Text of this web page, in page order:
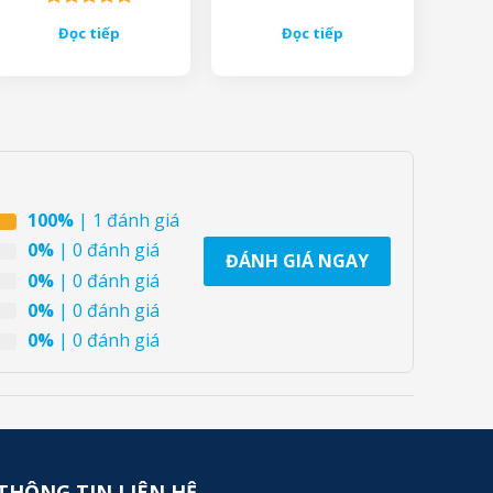
hạng 5.00
Đọc tiếp Đọc tiếp
100% | 1 đánh giá
0% | 0 đánh giá
0% | 0 đánh giá
0% | 0 đánh giá
0% | 0 đánh giá
ĐÁNH GIÁ NGAY